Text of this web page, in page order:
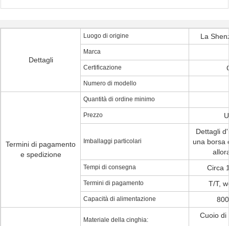
Dettagli
Luogo di origine La
Marca
Certificazione
Numero di modello
Termini di pagamento
e spedizione
Quantità di ordine minimo
Prezzo
Imballaggi particolari
Dettagli
una borsa
Tempi di consegna Circa
Termini di pagamento T/T,
Capacità di alimentazione
Materiale della cinghia:
Cuoio di